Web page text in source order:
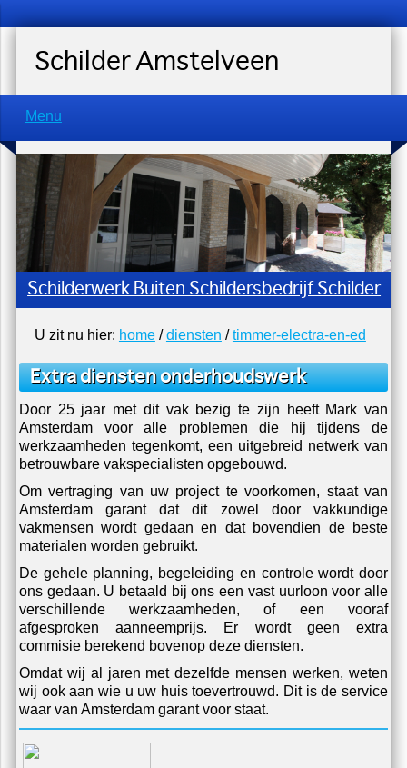
Schilder Amstelveen
Menu
Schilderwerk Buiten Schildersbedrijf Schilder
U zit nu hier:home/diensten/timmer-electra-en-ed
Extra diensten onderhoudswerk
Door 25 jaar met dit vak bezig te zijn heeft Mark van
Amsterdam voor alle problemen die hij tijdens de
werkzaamheden tegenkomt, een uitgebreid netwerk van
betrouwbare vakspecialisten opgebouwd.
Om vertraging van uw project te voorkomen, staat van
Amsterdam garant dat dit zowel door vakkundige
vakmensen wordt gedaan en dat bovendien de beste
materialen worden gebruikt.
De gehele planning, begeleiding en controle wordt door
ons gedaan. U betaald bij ons een vast uurloon voor alle
verschillende werkzaamheden, of een vooraf
afgesproken aanneemprijs. Er wordt geen extra
commisie berekend bovenop deze diensten.
Omdat wij al jaren met dezelfde mensen werken, weten
waar van Amsterdam garant voor staat.